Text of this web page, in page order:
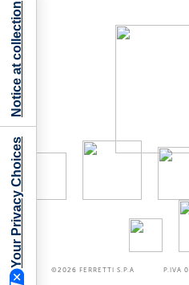
©2026 FERRETTI S.P.A P.IVA
Your Privacy Choices
Notice at collection